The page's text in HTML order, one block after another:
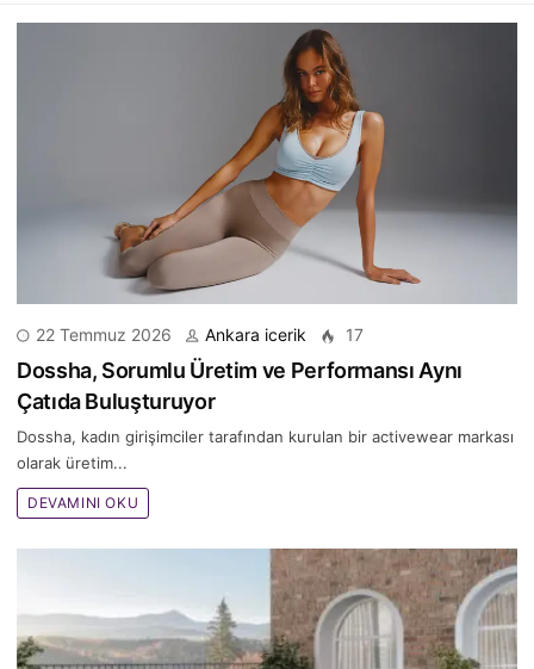
22 Temmuz 2026 Ankara icerik 17
Dossha, Sorumlu Üretim ve Performansı Aynı
Çatıda Buluşturuyor
Dossha, kadın girişimciler tarafından kurulan bir activewear markası
olarak üretim...
DEVAMINI OKU